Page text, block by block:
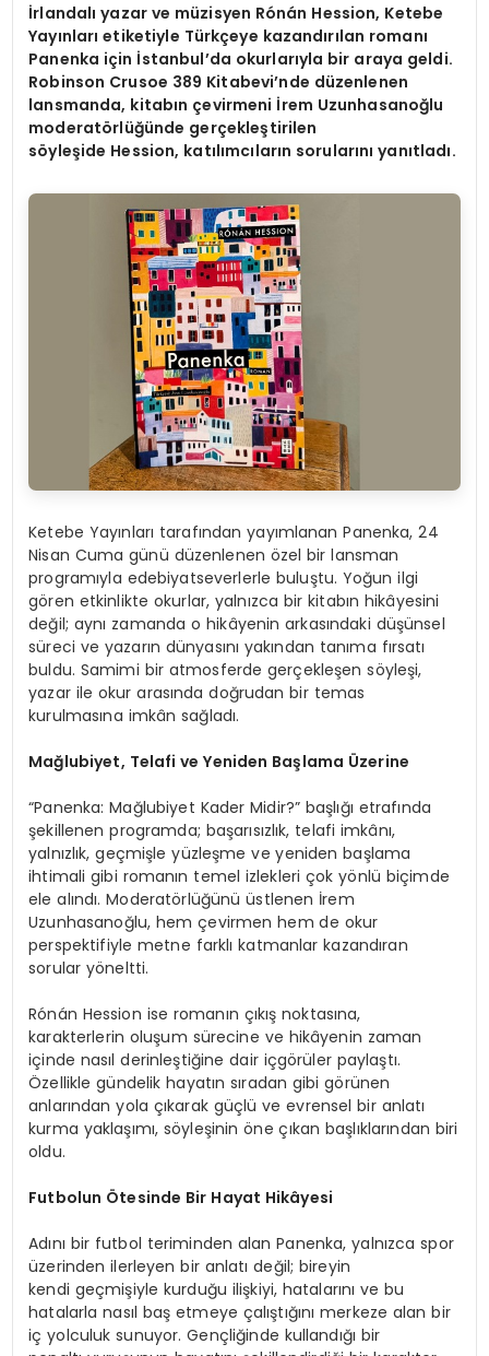
İrlandalı yazar ve müzisyen Rónán Hession, Ketebe
Yayınları etiketiyle Türkçeye kazandırılan romanı
Panenka için İstanbul’da okurlarıyla bir araya geldi.
Robinson Crusoe 389 Kitabevi’nde düzenlenen
lansmanda, kitabın çevirmeni İrem Uzunhasanoğlu
moderatörlüğünde gerçekleştirilen
söyleşide Hession, katılımcıların sorularını yanıtladı.
Ketebe Yayınları tarafından yayımlanan Panenka, 24
Nisan Cuma günü düzenlenen özel bir lansman
programıyla edebiyatseverlerle buluştu. Yoğun ilgi
gören etkinlikte okurlar, yalnızca bir kitabın hikâyesini
değil; aynı zamanda o hikâyenin arkasındaki düşünsel
süreci ve yazarın dünyasını yakından tanıma fırsatı
buldu. Samimi bir atmosferde gerçekleşen söyleşi,
yazar ile okur arasında doğrudan bir temas
kurulmasına imkân sağladı.
Mağlubiyet, Telafi ve Yeniden Başlama Üzerine
“Panenka: Mağlubiyet Kader Midir?” başlığı etrafında
şekillenen programda; başarısızlık, telafi imkânı,
yalnızlık, geçmişle yüzleşme ve yeniden başlama
ihtimali gibi romanın temel izlekleri çok yönlü biçimde
ele alındı. Moderatörlüğünü üstlenen İrem
Uzunhasanoğlu, hem çevirmen hem de okur
perspektifiyle metne farklı katmanlar kazandıran
sorular yöneltti.
Rónán Hession ise romanın çıkış noktasına,
karakterlerin oluşum sürecine ve hikâyenin zaman
içinde nasıl derinleştiğine dair içgörüler paylaştı.
Özellikle gündelik hayatın sıradan gibi görünen
anlarından yola çıkarak güçlü ve evrensel bir anlatı
kurma yaklaşımı, söyleşinin öne çıkan başlıklarından biri
oldu.
Futbolun Ötesinde Bir Hayat Hikâyesi
Adını bir futbol teriminden alan Panenka, yalnızca spor
üzerinden ilerleyen bir anlatı değil; bireyin
kendi geçmişiyle kurduğu ilişkiyi, hatalarını ve bu
hatalarla nasıl baş etmeye çalıştığını merkeze alan bir
iç yolculuk sunuyor. Gençliğinde kullandığı bir